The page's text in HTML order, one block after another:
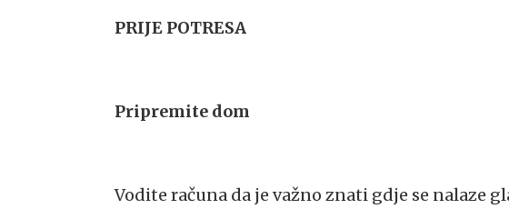
PRIJE POTRESA
Pripremite dom
Vodite računa da je važno znati gdje se nalaze